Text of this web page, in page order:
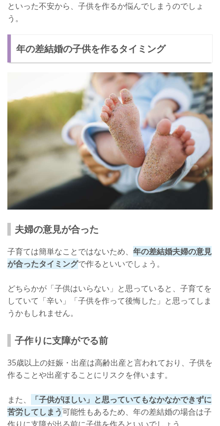
といった不安から、子供を作るか悩んでしまうのでしょ
う。
年の差結婚の子供を作るタイミング
夫婦の意見が合った
子育ては簡単なことではないため、 年の差結婚夫婦の意見
が合ったタイミングで作るといいでしょう。
どちらかが「子供はいらない」と思っていると、子育てを
していて「辛い」「子供を作って後悔した」と思ってしま
うかもしれません。
子作りに支障がでる前
35歳以上の妊娠・出産は高齢出産と言われており、子供を
作ることや出産することにリスクを伴います。
また、
「子供がほしい」と思っていてもなかなかできずに
苦労してしまう可能性もあるため、年の差結婚の場合は子